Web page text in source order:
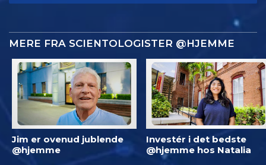
MERE FRA SCIENTOLOGISTER @HJEMME
Jim er ovenud jublende
@hjemme
Investér i det bedste
@hjemme hos Natalia